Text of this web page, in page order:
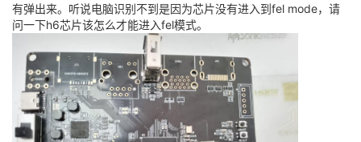
有弹出来。听说电脑识别不到是因为芯片没有进入到fel mode，请
问一下h6芯片该怎么才能进入fel模式。